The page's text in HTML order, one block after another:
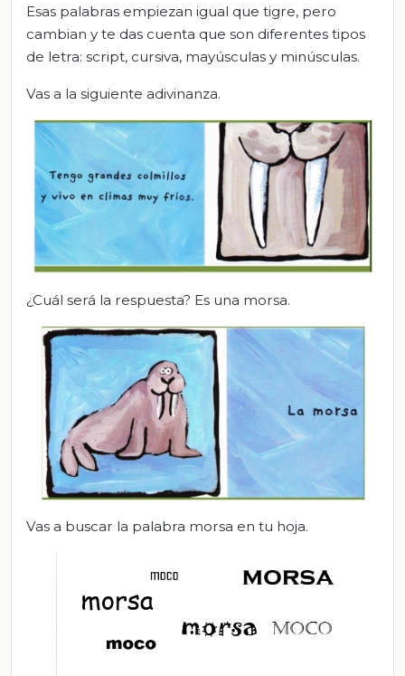
Esas palabras empiezan igual que tigre, pero
cambian y te das cuenta que son diferentes tipos
de letra: script, cursiva, mayúsculas y minúsculas.
Vas a la siguiente adivinanza.
¿Cuál será la respuesta? Es una morsa.
Vas a buscar la palabra morsa en tu hoja.